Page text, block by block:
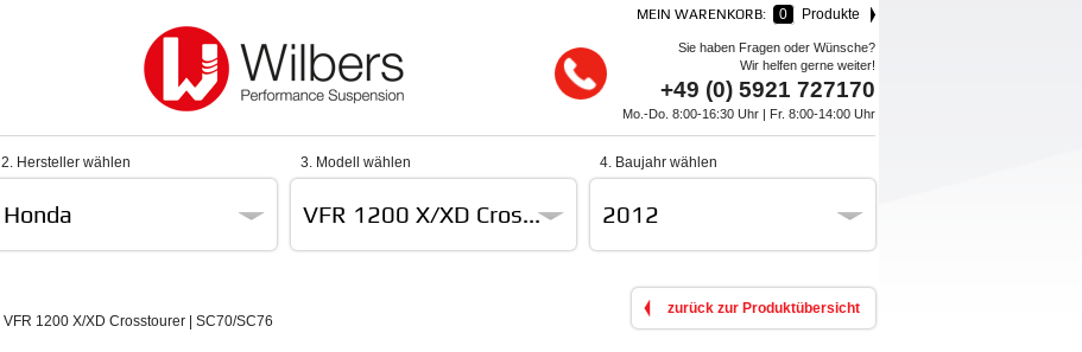
MEIN WARENKORB: 0 Produkte
Sie haben Fragen oder Wünsche?
Wir helfen gerne weiter!
+49 (0) 5921 727170
Mo.-Do. 8:00-16:30 Uhr | Fr. 8:00-14:00 Uhr
2. Hersteller wählen
Honda
3. Modell wählen
VFR 1200 X/XD Cros...
4. Baujahr wählen
2012
VFR 1200 X/XD Crosstourer | SC70/SC76
zurück zur Produktübersicht